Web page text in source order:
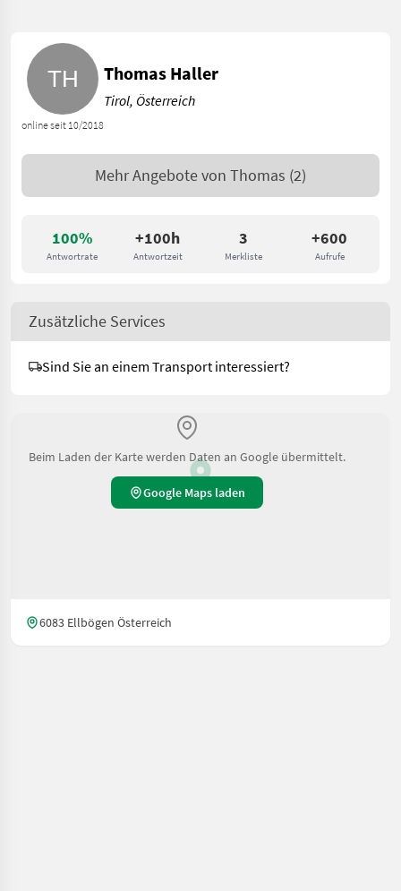
100%
Antwortrate
+100h
Antwortzeit
3
Merkliste
+600
Aufrufe
online seit 10/2018
Thomas Haller
Tirol, Österreich
Mehr Angebote von Thomas (2)
Zusätzliche Services
Sind Sie an einem Transport interessiert?
Beim Laden der Karte werden Daten an Google übermittelt.
Google Maps laden
6083 Ellbögen Österreich